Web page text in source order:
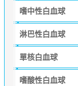
嗜中性白血球
淋巴性白血球
單核白血球
嗜酸性白血球